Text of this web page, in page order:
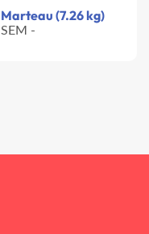
Marteau (7.26 kg)
SEM -